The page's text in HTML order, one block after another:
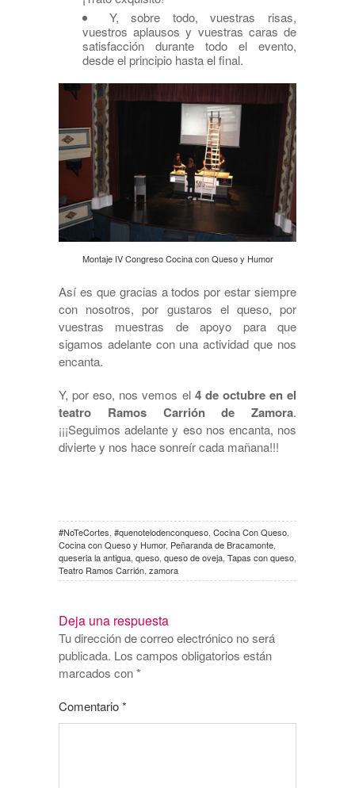
Y, sobre todo, vuestras risas,
vuestros aplausos y vuestras caras de
satisfacción durante todo el evento,
desde el principio hasta el final.
Montaje IV Congreso Cocina con Queso y Humor
Así es que gracias a todos por estar siempre
con nosotros, por gustaros el queso, por
vuestras muestras de apoyo para que
sigamos adelante con una actividad que nos
encanta.
Y, por eso, nos vemos el 4 de octubre en el
teatro Ramos Carrión de Zamora.
¡¡¡Seguimos adelante y eso nos encanta, nos
divierte y nos hace sonreír cada mañana!!!
#NoTeCortes #quenotelodenconqueso Cocina Con Queso
Cocina con Queso y Humor, Peñaranda de Bracamonte
queseria la antigua queso queso de oveja Tapas con queso
Teatro Ramos Carrión zamora
Deja una respuesta
Tu dirección de correo electrónico no será
publicada. Los campos obligatorios están
marcados con*
Comentario*